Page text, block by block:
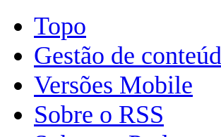
Topo
Gestão de
Versões Mobile
Sobre o RSS